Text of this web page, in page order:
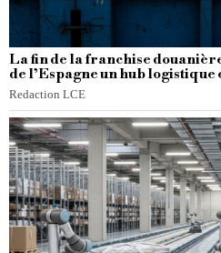
La fin de la franchise
de l’Espagne un hub
Redaction LCE